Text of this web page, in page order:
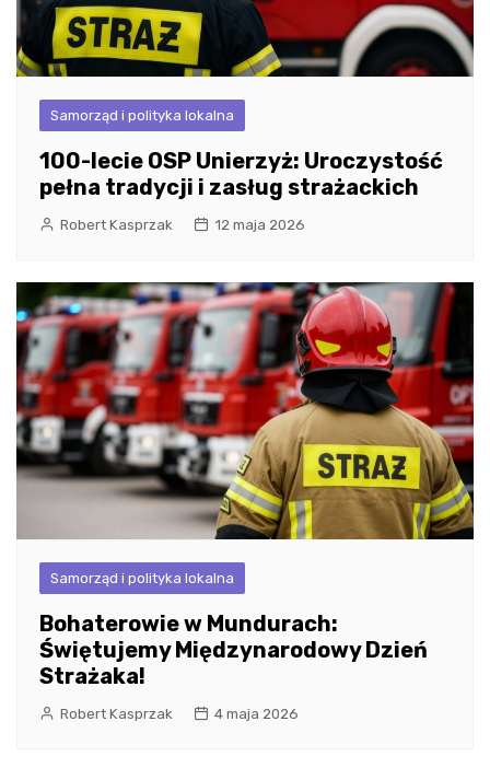
Samorząd i polityka lokalna
100-lecie OSP Unierzyż: Uroczystość
pełna tradycji i zasług strażackich
Robert Kasprzak 12 maja 2026
Samorząd i polityka lokalna
Bohaterowie w Mundurach:
Świętujemy Międzynarodowy Dzień
Strażaka!
Robert Kasprzak 4 maja 2026